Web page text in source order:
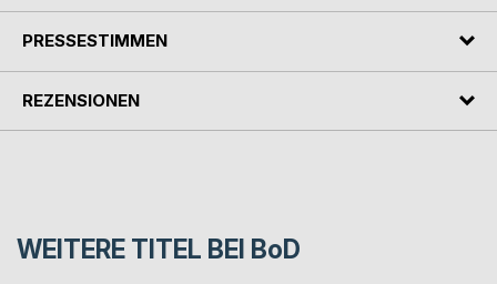
PRESSESTIMMEN
REZENSIONEN
WEITERE TITEL BEI BoD